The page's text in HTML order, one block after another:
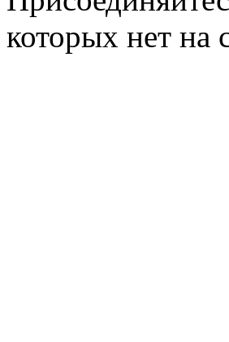
которых нет на